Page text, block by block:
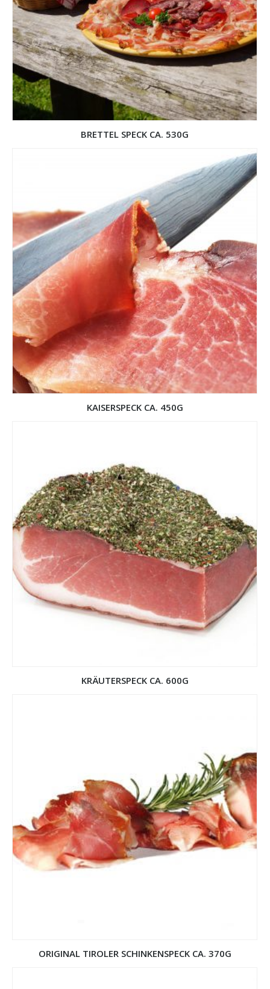
BRETTEL SPECK CA. 530G
KAISERSPECK CA. 450G
KRÄUTERSPECK CA. 600G
ORIGINAL TIROLER SCHINKENSPECK CA. 370G